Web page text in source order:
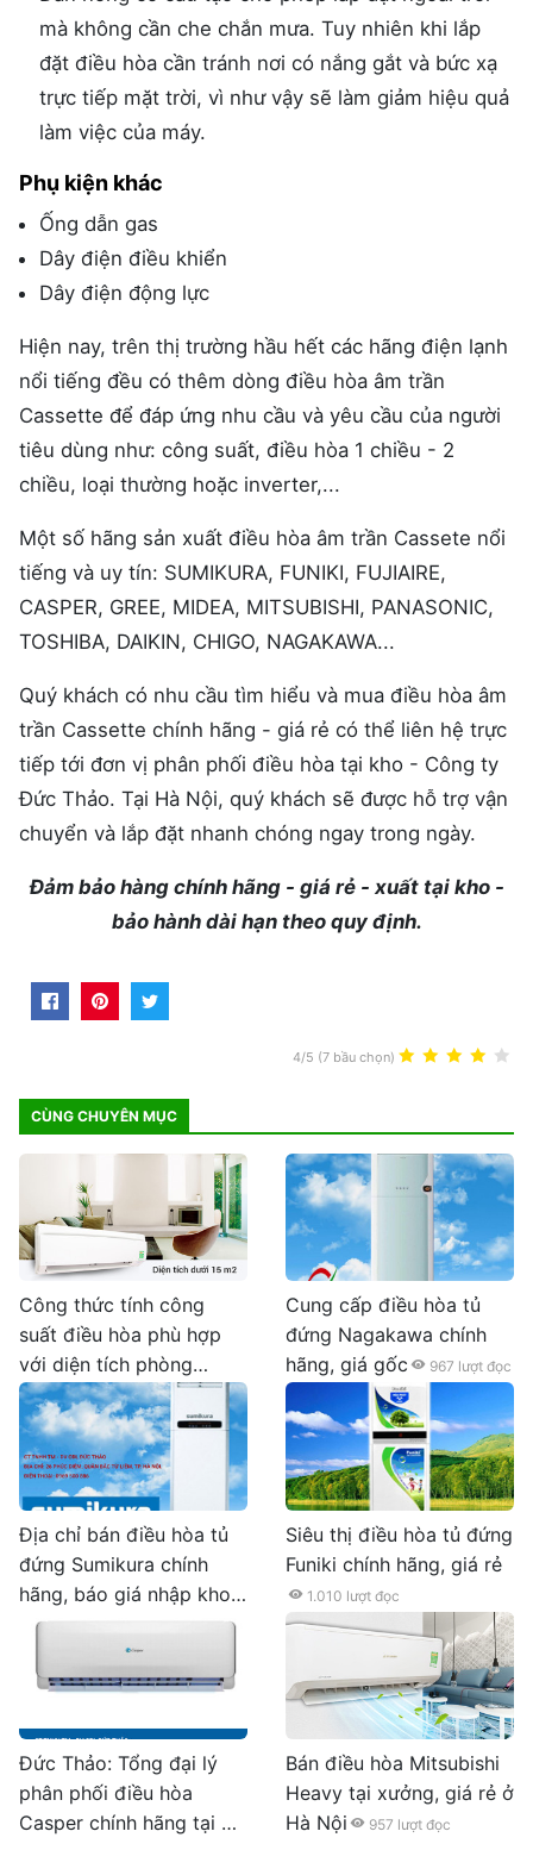
mà không cần che chắn mưa. Tuy nhiên khi lắp
đặt điều hòa cần tránh nơi có nắng gắt và bức xạ
trực tiếp mặt trời, vì như vậy sẽ làm giảm hiệu quả
làm việc của máy.
Phụ kiện khác
Ống dẫn gas
Dây điện điều khiển
Dây điện động lực
Hiện nay, trên thị trường hầu hết các hãng điện lạnh
nổi tiếng đều có thêm dòng điều hòa âm trần
Cassette để đáp ứng nhu cầu và yêu cầu của người
tiêu dùng như: công suất, điều hòa 1 chiều - 2
chiều, loại thường hoặc inverter,...
Một số hãng sản xuất điều hòa âm trần Cassete nổi
tiếng và uy tín: SUMIKURA, FUNIKI, FUJIAIRE,
CASPER, GREE, MIDEA, MITSUBISHI, PANASONIC,
TOSHIBA, DAIKIN, CHIGO, NAGAKAWA...
Quý khách có nhu cầu tìm hiểu và mua điều hòa âm
trần Cassette chính hãng - giá rẻ có thể liên hệ trực
tiếp tới đơn vị phân phối điều hòa tại kho - Công ty
Đức Thảo. Tại Hà Nội, quý khách sẽ được hỗ trợ vận
chuyển và lắp đặt nhanh chóng ngay trong ngày.
Đảm bảo hàng chính hãng - giá rẻ - xuất tại kho -
bảo hành dài hạn theo quy định.
4/5 (7 bầu chọn)
CÙNG CHUYÊN MỤC
Công thức tính công
suất điều hòa phù hợp
với diện tích phòng
981 lượt đọc
Cung cấp điều hòa tủ
đứng Nagakawa chính
hãng, giá gốc
967 lượt đọc
Địa chỉ bán điều hòa tủ
đứng Sumikura chính
hãng, báo giá nhập kho
726lượt đọc
Siêu thị điều hòa tủ đứng
Funiki chính hãng, giá rẻ
1.010 lượt đọc
Đức Thảo: Tổng đại lý
phân phối điều hòa
Casper chính hãng tại Hà
Bán điều hòa Mitsubishi
Heavy tại xưởng, giá rẻ ở
Hà Nội
957 lượt đọc